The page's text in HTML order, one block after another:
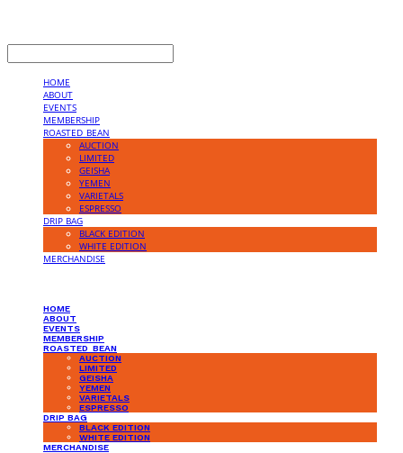
HOME
ABOUT
EVENTS
MEMBERSHIP
ROASTED_BEAN
AUCTION
LIMITED
GEISHA
YEMEN
VARIETALS
ESPRESSO
DRIP BAG
BLACK EDITION
WHITE EDITION
MERCHANDISE
HOME
ABOUT
EVENTS
MEMBERSHIP
ROASTED_BEAN
AUCTION
LIMITED
GEISHA
YEMEN
VARIETALS
ESPRESSO
DRIP BAG
BLACK EDITION
WHITE EDITION
MERCHANDISE